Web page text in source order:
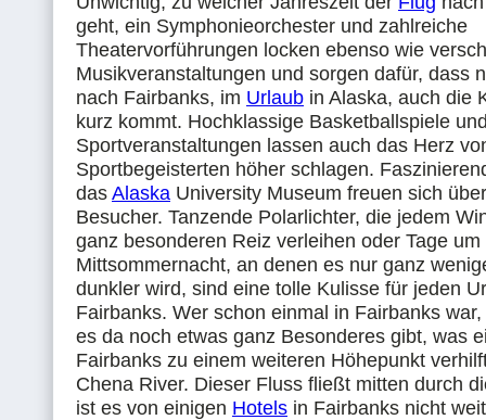
geht, ein Symphonieorchester und zahlreiche
Theatervorführungen locken ebenso wie
Musikveranstaltungen und sorgen dafür, dass
nach Fairbanks, im Urlaub in Alaska, auch die
kurz kommt. Hochklassige Basketballspiele
Sportveranstaltungen lassen auch das Herz
Sportbegeisterten höher schlagen.
das Alaska University Museum freuen sich
Besucher. Tanzende Polarlichter, die jedem
ganz besonderen Reiz verleihen oder Tage um
Mittsommernacht, an denen es nur ganz
dunkler wird, sind eine tolle Kulisse für jeden
Fairbanks. Wer schon einmal in Fairbanks
es da noch etwas ganz Besonderes gibt, was
Fairbanks zu einem weiteren Höhepunkt
Chena River. Dieser Fluss fließt mitten durch
ist es von einigen Hotels in Fairbanks nicht